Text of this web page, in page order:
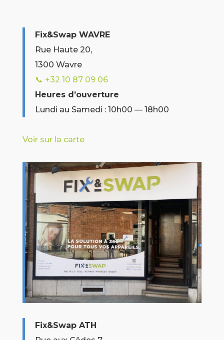
Fix&Swap WAVRE
Rue Haute 20,
1300 Wavre
📞 +32 10 87 09 06
Heures d’ouverture
Lundi au Samedi : 10h00 — 18h00
Voir sur la carte
Fix&Swap ATH